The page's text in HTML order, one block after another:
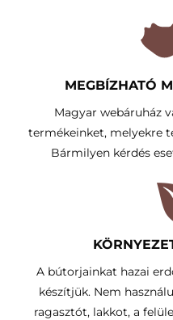
MEGBÍZHATÓ
Magyar webáruház
termékeinket, melyekre
Bármilyen kérdés
A bútorjainkat hazai
készítjük. Nem
ragasztót, lakkot, a